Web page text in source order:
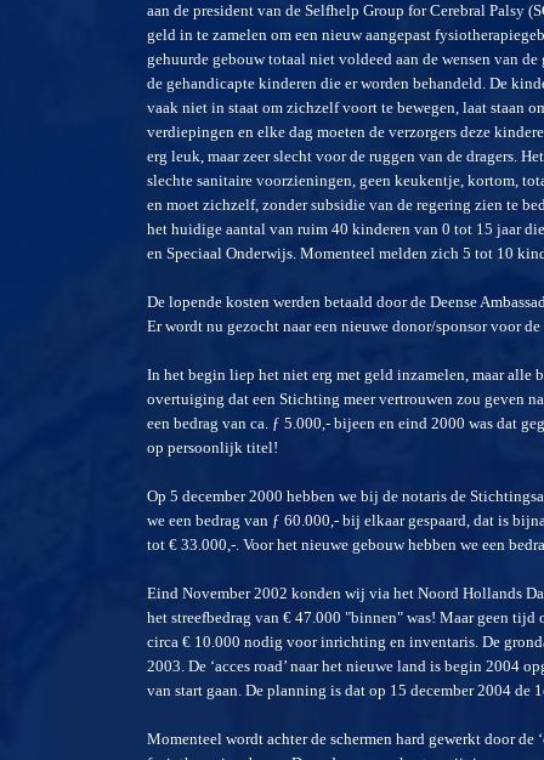
aan de president van de Selfhelp Group for Cerebral Palsy
geld in te zamelen om een nieuw aangepast
gehuurde gebouw totaal niet voldeed aan de wensen van
de gehandicapte kinderen die er worden behandeld. De
vaak niet in staat om zichzelf voort te bewegen, laat staan
verdiepingen en elke dag moeten de verzorgers deze
erg leuk, maar zeer slecht voor de ruggen van de dragers.
slechte sanitaire voorzieningen, geen keukentje, kortom,
en moet zichzelf, zonder subsidie van de regering zien te
het huidige aantal van ruim 40 kinderen van 0 tot 15 jaar
en Speciaal Onderwijs. Momenteel melden zich 5 tot 10
De lopende kosten werden betaald door de Deense
Er wordt nu gezocht naar een nieuwe donor/sponsor voor
In het begin liep het niet erg met geld inzamelen, maar
overtuiging dat een Stichting meer vertrouwen zou geven
een bedrag van ca. ƒ 5.000,- bijeen en eind 2000 was dat
op persoonlijk titel!
Op 5 december 2000 hebben we bij de notaris de
we een bedrag van ƒ 60.000,- bij elkaar gespaard, dat is
tot € 33.000,-. Voor het nieuwe gebouw hebben we een
Eind November 2002 konden wij via het Noord Hollands
het streefbedrag van € 47.000 "binnen" was! Maar geen tijd
circa € 10.000 nodig voor inrichting en inventaris. De
2003. De ‘acces road’ naar het nieuwe land is begin 2004
van start gaan. De planning is dat op 15 december 2004 de
Momenteel wordt achter de schermen hard gewerkt door